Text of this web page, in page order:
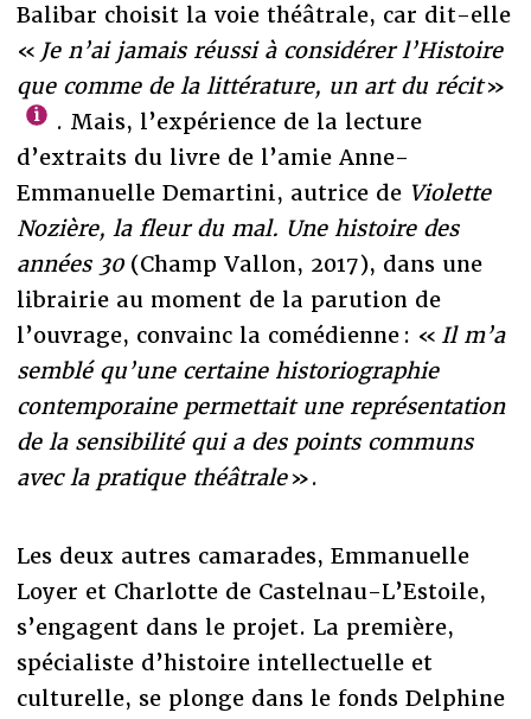
Balibar choisit la voie théâtrale, car dit-elle
« Je n’ai jamais réussi à considérer l’Histoire
que comme de la littérature, un art du récit»
. Mais, l’expérience de la lecture
d’extraits du livre de l’amie Anne-
Emmanuelle Demartini, autrice de Violette
Nozière, la fleur du mal. Une histoire des
années 30 (Champ Vallon, 2017), dans une
librairie au moment de la parution de
l’ouvrage, convainc la comédienne : « Il m’a
semblé qu’une certaine historiographie
contemporaine permettait une représentation
de la sensibilité qui a des points communs
avec la pratique théâtrale».
Les deux autres camarades, Emmanuelle
Loyer et Charlotte de Castelnau-L’Estoile,
s’engagent dans le projet. La première,
spécialiste d’histoire intellectuelle et
culturelle, se plonge dans le fonds Delphine